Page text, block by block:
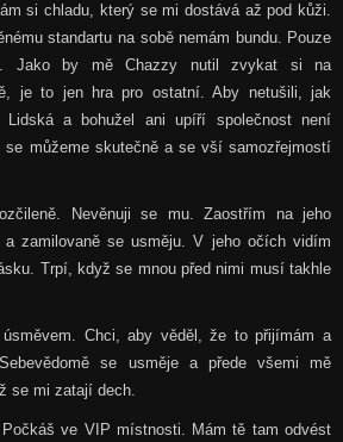
si chladu, který se mi dostává až pod kůži.
standartu na sobě nemám bundu. Pouze
Jako by mě Chazzy nutil zvykat si na
je to jen hra pro ostatní. Aby netušili, jak
Lidská a bohužel ani upíří společnost není
se můžeme skutečně a se vší samozřejmostí
Nevěnuji se mu. Zaostřím na jeho
a zamilovaně se usměju. V jeho očích vidím
Trpí, když se mnou před nimi musí takhle
úsměvem. Chci, aby věděl, že to přijímám a
se usměje a přede všemi mě
se mi zatají dech.
Počkáš ve VIP místnosti. Mám tě tam odvést